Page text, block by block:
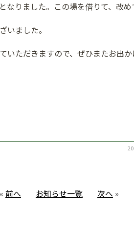
なりました。この場を借りて、改め
いました。
いただきますので、ぜひまたお出か
« 前へ お知らせ一覧 次へ »